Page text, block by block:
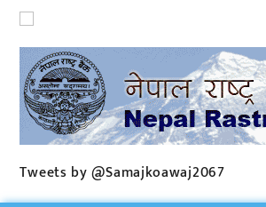
Tweets by @Samajkoawaj2067